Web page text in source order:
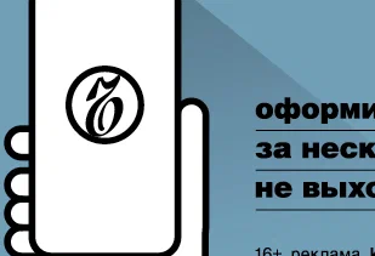
в «Ъ» www.kommersant.ru/ad